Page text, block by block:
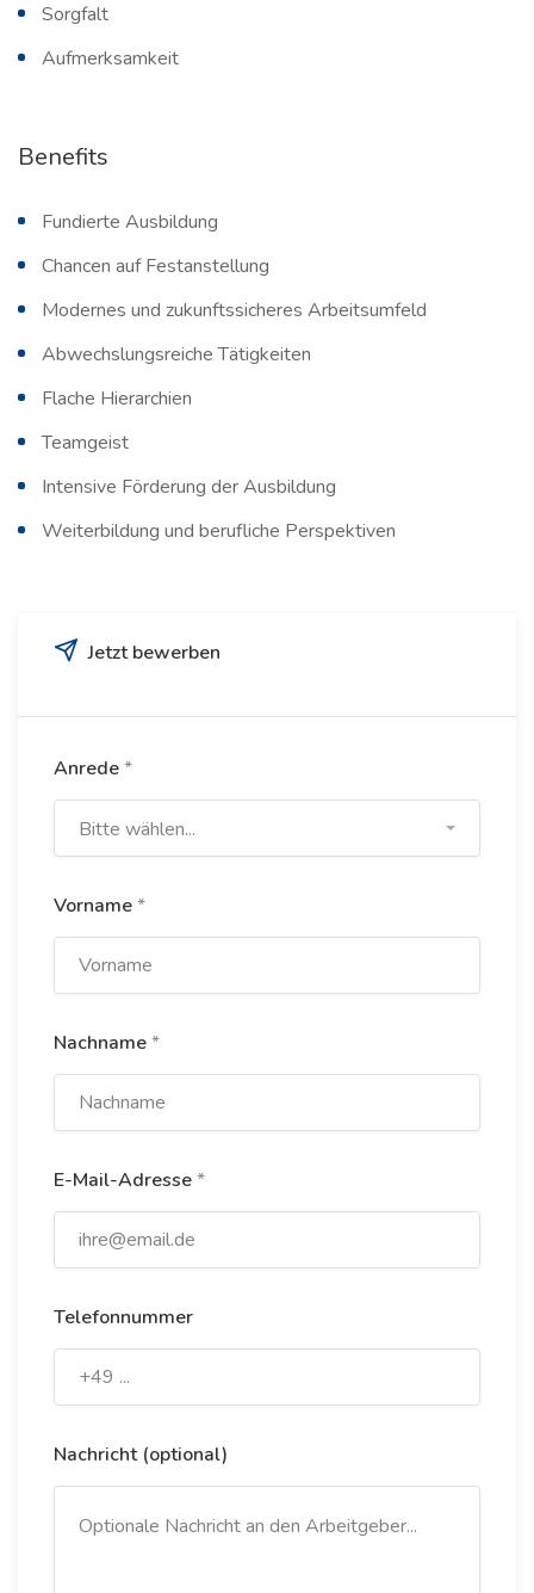
Sorgfalt
Aufmerksamkeit
Benefits
Fundierte Ausbildung
Chancen auf Festanstellung
Modernes und zukunftssicheres Arbeitsumfeld
Abwechslungsreiche Tätigkeiten
Flache Hierarchien
Teamgeist
Intensive Förderung der Ausbildung
Weiterbildung und berufliche Perspektiven
Jetzt bewerben
Anrede*
Bitte wählen...
Vorname*
Nachname*
E-Mail-Adresse*
Telefonnummer
Nachricht (optional)